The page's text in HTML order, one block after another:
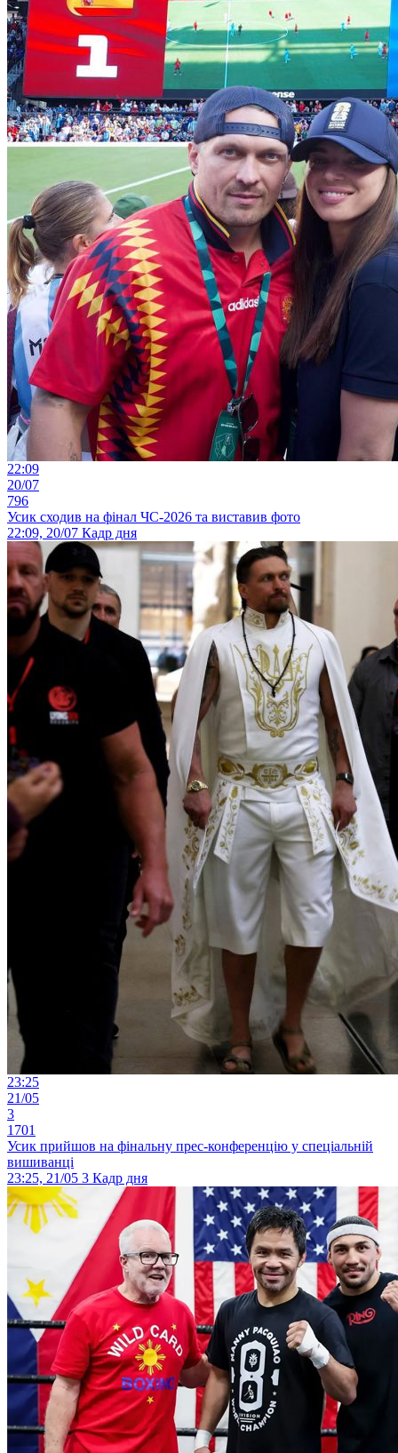
22:09
20/07
796
Усик сходив на фінал ЧС-2026 та виставив фото
22:09, 20/07 Кадр дня
23:25
21/05
3
1701
Усик прийшов на фінальну прес-конференцію у спеціальній
вишиванці
23:25, 21/05 3 Кадр дня